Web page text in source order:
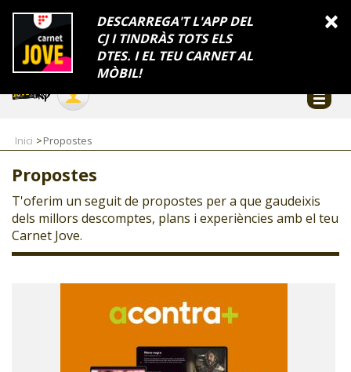
×
DESCARREGA'T L'APP DEL
CJ I TINDRÀS TOTS ELS
DTES. I EL TEU CARNET AL
MÒBIL!
Català
Temes
Serveis Generalitat Catalunya Seu electrònica
FES-TE EL CJ
COL·LABORADORS
CONTACTE
CJ SALUT
CJ LOCAL
Inici Propostes
Propostes
T'oferim un seguit de propostes per a que gaudeixis
dels millors descomptes, plans i experiències amb el teu
Carnet Jove.